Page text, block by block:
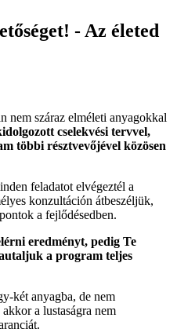
- Az életed
nem száraz elméleti anyagokkal
cselekvési tervvel,
többi résztvevőjével közösen
feladatot elvégeztél a
konzultáción átbeszéljük,
a fejlődésedben.
eredményt, pedig Te
a program teljes
két anyagba, de nem
a lustaságra nem